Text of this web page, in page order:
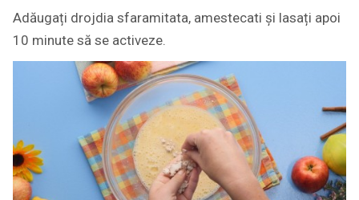
Adăugați drojdia sfaramitata, amestecati și lasați apoi
10 minute să se activeze.